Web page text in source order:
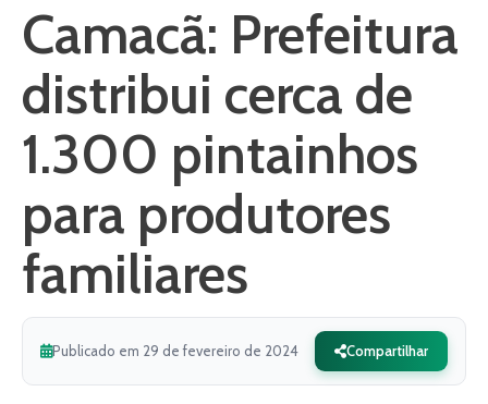
Camacã: Prefeitura
distribui cerca de
1.300 pintainhos
para produtores
familiares
Publicado em 29 de fevereiro de 2024 Compartilhar